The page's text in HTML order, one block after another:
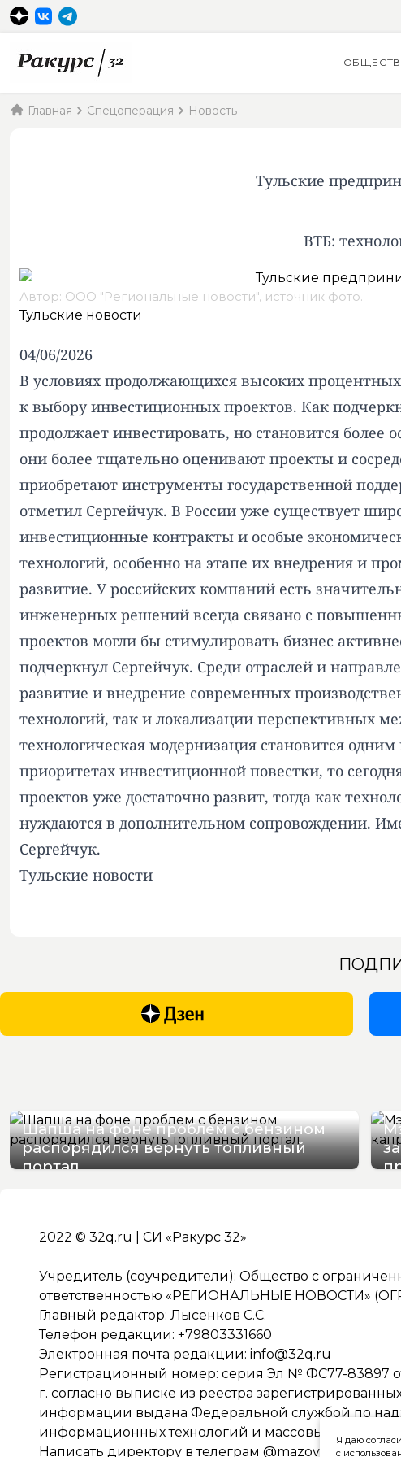
Главная Спецоперация Новость
Тульские
ВТБ:
Автор: ООО "Региональные новости", источник фото.
Тульские новости
04/06/2026
В условиях продолжающихся высоких
к выбору инвестиционных проектов. Как
продолжает инвестировать, но становится
они более тщательно оценивают проекты и
приобретают инструменты государственной
отметил Сергейчук. В России уже существует
инвестиционные контракты и особые
технологий, особенно на этапе их внедрения и
развитие. У российских компаний есть
инженерных решений всегда связано с
проектов могли бы стимулировать бизнес
подчеркнул Сергейчук. Среди отраслей и
развитие и внедрение современных
технологий, так и локализации перспективных
технологическая модернизация становится
приоритетах инвестиционной повестки, то
проектов уже достаточно развит, тогда как
нуждаются в дополнительном сопровождении.
Сергейчук.
Тульские новости
Шапша на фоне проблем с бензином
распорядился вернуть топливный
портал
2022 © 32q.ru | СИ «Ракурс 32»
Учредитель (соучредители): Общество с
ответственностью «РЕГИОНАЛЬНЫЕ НОВОСТИ»
Главный редактор: Лысенков С.С.
Телефон редакции: +79803331660
Электронная почта редакции: info@32q.ru
Регистрационный номер: серия Эл № ФС77-83897
г. согласно выписке из реестра
информации выдана Федеральной службой по
информационных технологий и массовых
Написать директору в телеграм @mazov
Я даю
с